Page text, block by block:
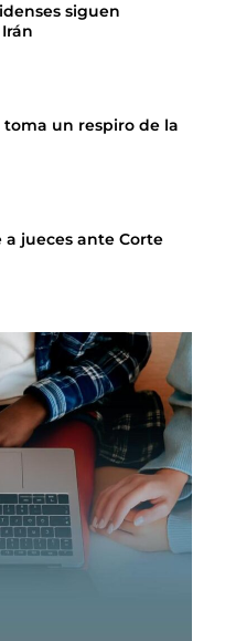
siguen
un respiro de la
a jueces ante Corte